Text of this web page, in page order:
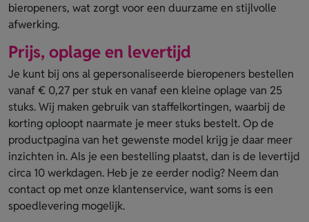
bieropeners, wat zorgt voor een duurzame en stijlvolle
afwerking.
Prijs, oplage en levertijd
Je kunt bij ons al gepersonaliseerde bieropeners bestellen
vanaf € 0,27 per stuk en vanaf een kleine oplage van 25
stuks. Wij maken gebruik van staffelkortingen, waarbij de
korting oploopt naarmate je meer stuks bestelt. Op de
productpagina van het gewenste model krijg je daar meer
inzichten in. Als je een bestelling plaatst, dan is de levertijd
circa 10 werkdagen. Heb je ze eerder nodig? Neem dan
contact op met onze klantenservice, want soms is een
spoedlevering mogelijk.